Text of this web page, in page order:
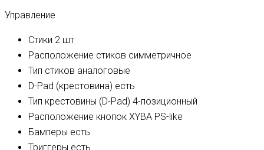
Управление
Стики 2 шт
Расположение стиков симметричное
Тип стиков аналоговые
D-Pad (крестовина) есть
Тип крестовины (D-Pad) 4-позиционный
Расположение кнопок XYBA PS-like
Бамперы есть
Триггеры есть